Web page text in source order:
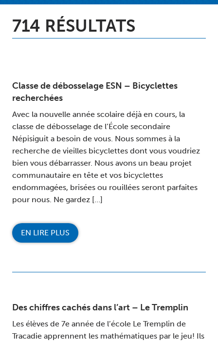
714 RÉSULTATS
Classe de débosselage ESN – Bicyclettes
recherchées
Avec la nouvelle année scolaire déjà en cours, la
classe de débosselage de l’École secondaire
Népisiguit a besoin de vous. Nous sommes à la
recherche de vieilles bicyclettes dont vous voudriez
bien vous débarrasser. Nous avons un beau projet
communautaire en tête et vos bicyclettes
endommagées, brisées ou rouillées seront parfaites
pour nous. Ne gardez […]
EN LIRE PLUS
Des chiffres cachés dans l’art – Le Tremplin
Les élèves de 7e année de l’école Le Tremplin de
Tracadie apprennent les mathématiques par le jeu! Ils